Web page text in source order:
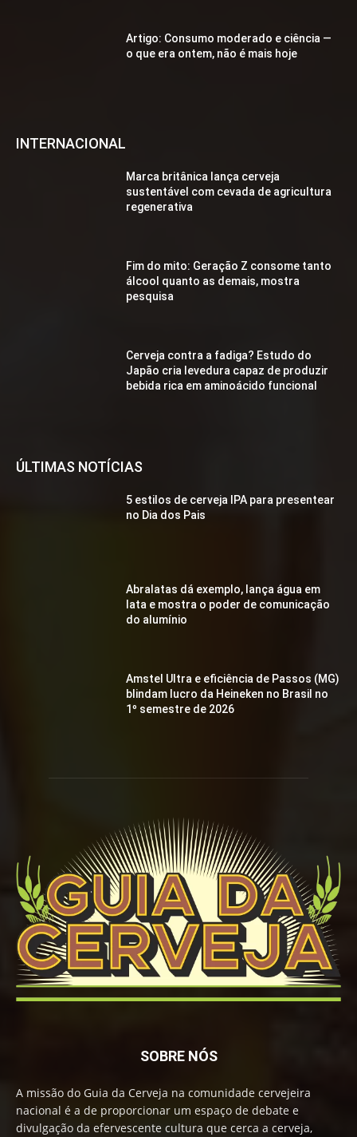
Artigo: Consumo moderado e ciência —
o que era ontem, não é mais hoje
INTERNACIONAL
Marca britânica lança cerveja
sustentável com cevada de agricultura
regenerativa
Fim do mito: Geração Z consome tanto
álcool quanto as demais, mostra
pesquisa
Cerveja contra a fadiga? Estudo do
Japão cria levedura capaz de produzir
bebida rica em aminoácido funcional
ÚLTIMAS NOTÍCIAS
5 estilos de cerveja IPA para presentear
no Dia dos Pais
Abralatas dá exemplo, lança água em
lata e mostra o poder de comunicação
do alumínio
Amstel Ultra e eficiência de Passos (MG)
blindam lucro da Heineken no Brasil no
1º semestre de 2026
SOBRE NÓS
A missão do Guia da Cerveja na comunidade cervejeira
nacional é a de proporcionar um espaço de debate e
divulgação da efervescente cultura que cerca a cerveja,